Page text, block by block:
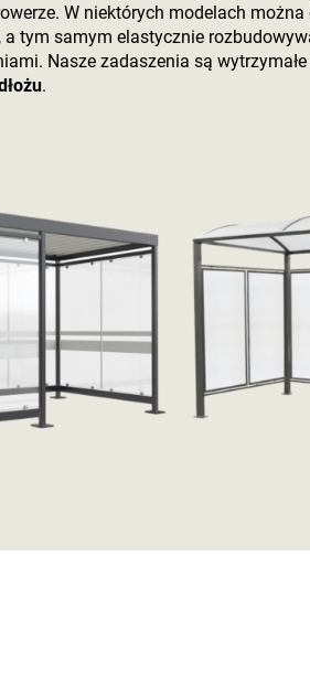
W niektórych modelach można
, a tym samym elastycznie
Nasze zadaszenia są wytrzymałe
.